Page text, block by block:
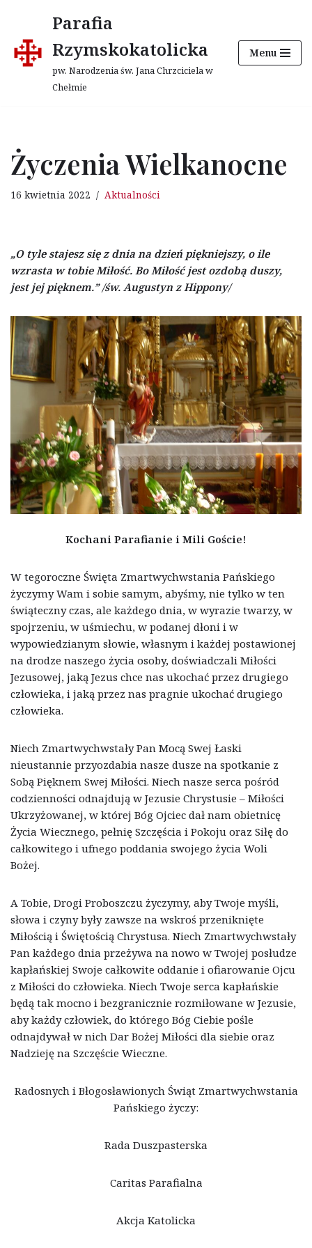
Przejdź
do
treści
Parafia
Rzymskokatolicka
pw. Narodzenia św. Jana Chrzciciela w
Chełmie
Menu
Życzenia Wielkanocne
16 kwietnia 2022 Aktualności
„O tyle stajesz się z dnia na dzień piękniejszy, o ile
wzrasta w tobie Miłość. Bo Miłość jest ozdobą duszy,
jest jej pięknem.” /św. Augustyn z Hippony/
Kochani Parafianie i Mili Goście!
W tegoroczne Święta Zmartwychwstania Pańskiego
życzymy Wam i sobie samym, abyśmy, nie tylko w ten
świąteczny czas, ale każdego dnia, w wyrazie twarzy, w
spojrzeniu, w uśmiechu, w podanej dłoni i w
wypowiedzianym słowie, własnym i każdej postawionej
na drodze naszego życia osoby, doświadczali Miłości
Jezusowej, jaką Jezus chce nas ukochać przez drugiego
człowieka, i jaką przez nas pragnie ukochać drugiego
człowieka.
Niech Zmartwychwstały Pan Mocą Swej Łaski
nieustannie przyozdabia nasze dusze na spotkanie z
Sobą Pięknem Swej Miłości. Niech nasze serca pośród
codzienności odnajdują w Jezusie Chrystusie – Miłości
Ukrzyżowanej, w której Bóg Ojciec dał nam obietnicę
Życia Wiecznego, pełnię Szczęścia i Pokoju oraz Siłę do
całkowitego i ufnego poddania swojego życia Woli
Bożej.
A Tobie, Drogi Proboszczu życzymy, aby Twoje myśli,
słowa i czyny były zawsze na wskroś przeniknięte
Miłością i Świętością Chrystusa. Niech Zmartwychwstały
Pan każdego dnia przeżywa na nowo w Twojej posłudze
kapłańskiej Swoje całkowite oddanie i ofiarowanie Ojcu
z Miłości do człowieka. Niech Twoje serca kapłańskie
będą tak mocno i bezgranicznie rozmiłowane w Jezusie,
aby każdy człowiek, do którego Bóg Ciebie pośle
odnajdywał w nich Dar Bożej Miłości dla siebie oraz
Nadzieję na Szczęście Wieczne.
Radosnych i Błogosławionych Świąt Zmartwychwstania
Pańskiego życzy:
Rada Duszpasterska
Caritas Parafialna
Akcja Katolicka